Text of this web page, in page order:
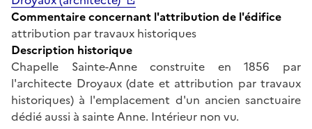
Commentaire concernant l'attribution de l'édifice
attribution par travaux historiques
Description historique
Chapelle Sainte-Anne construite en 1856 par
l'architecte Droyaux (date et attribution par travaux
historiques) à l'emplacement d'un ancien sanctuaire
dédié aussi à sainte Anne. Intérieur non vu.